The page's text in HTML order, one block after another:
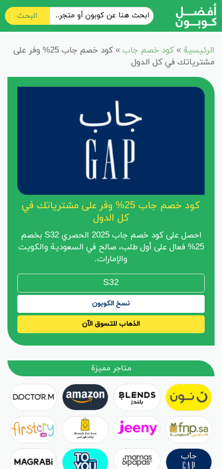
البحث
الرئيسية » كود خصم جاب »
كود خصم جاب 25% وفر على
مشترياتك في كل الدول
كود خصم جاب 25% وفر على مشترياتك في
كل الدول
احصل على كود خصم جاب 2025 الحصري S32 بخصم
25% فعال على أول طلب، صالح في السعودية والكويت
والإمارات.
نسخ الكوبون
الذهاب للتسوق الآن
متاجر مميزة